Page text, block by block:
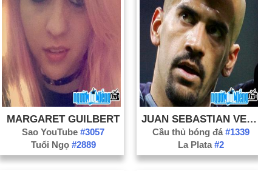
MARGARET GUILBERT
Sao YouTube#3057
Tuổi Ngọ #2889
JUAN SEBASTIAN VERON
Cầu thủ bóng đá #1339
La Plata #2